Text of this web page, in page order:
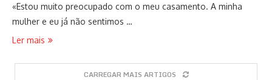
«Estou muito preocupado com o meu casamento. A minha
mulher e eu já não sentimos …
Ler mais
CARREGAR MAIS ARTIGOS